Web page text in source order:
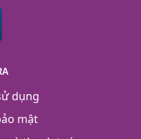
dụng
mật